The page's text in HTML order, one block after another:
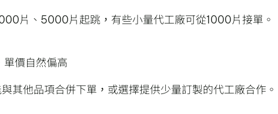
片、5000片起跳，有些小量代工廠可從1000片接單。
價自然偏高
其他品項合併下單，或選擇提供少量訂製的代工廠合作。